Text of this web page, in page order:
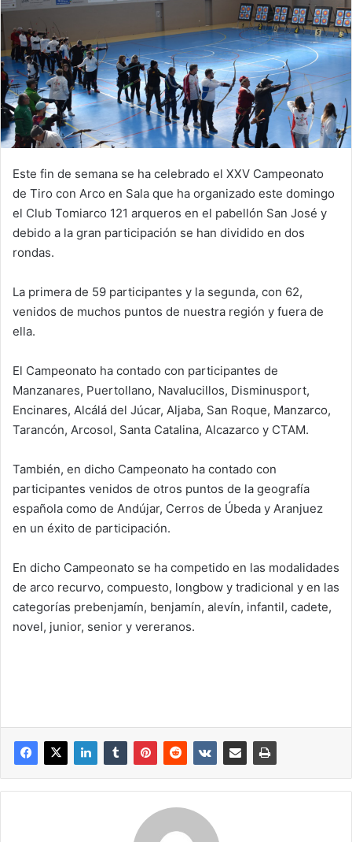
Este fin de semana se ha celebrado el XXV Campeonato
de Tiro con Arco en Sala que ha organizado este domingo
el Club Tomiarco 121 arqueros en el pabellón San José y
debido a la gran participación se han dividido en dos
rondas.
La primera de 59 participantes y la segunda, con 62,
venidos de muchos puntos de nuestra región y fuera de
ella.
El Campeonato ha contado con participantes de
Manzanares, Puertollano, Navalucillos, Disminusport,
Encinares, Alcálá del Júcar, Aljaba, San Roque, Manzarco,
Tarancón, Arcosol, Santa Catalina, Alcazarco y CTAM.
También, en dicho Campeonato ha contado con
participantes venidos de otros puntos de la geografía
española como de Andújar, Cerros de Úbeda y Aranjuez
en un éxito de participación.
En dicho Campeonato se ha competido en las modalidades
de arco recurvo, compuesto, longbow y tradicional y en las
categorías prebenjamín, benjamín, alevín, infantil, cadete,
novel, junior, senior y vereranos.